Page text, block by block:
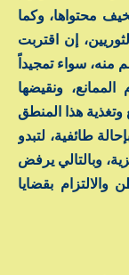
محتواها، وكما
إن اقتربت
سواء تمجيداً
ونقيضها
هذا المنطق
طائفية، لتبدو
وبالتالي يرفض
بقضايا